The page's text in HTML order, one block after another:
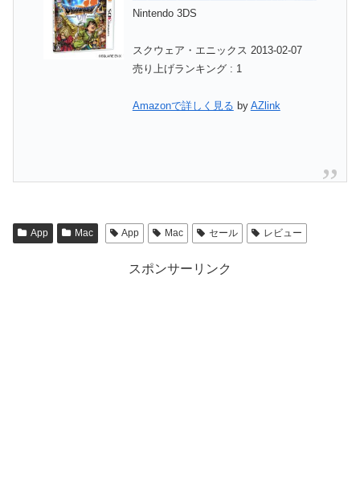
Nintendo 3DS
スクウェア・エニックス 2013-02-07
売り上げランキング : 1
Amazonで詳しく見る by AZlink
App Mac App Mac セール レビュー
スポンサーリンク